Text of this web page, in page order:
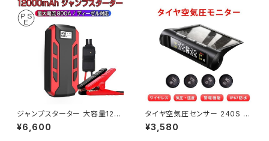
ジャンプスターター 大容量120
00mAh モバイルバッテリー 12
V車 車のバッテリー上がり対策
¥6,600
タイヤ空気圧センサー 240S デ
ィスプレイ タイヤ空気圧監視シ
ステム TPMS ワイヤレス モニ
¥3,580